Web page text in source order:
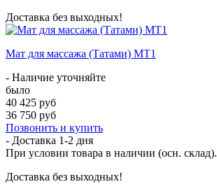
Доставка без выходных!
Мат для массажа (Татами) МТ1
- Наличие уточняйте
было
40 425 руб
36 750 руб
Позвонить и купить
- Доставка 1-2 дня
При условии товара в наличии (осн. склад).
Доставка без выходных!